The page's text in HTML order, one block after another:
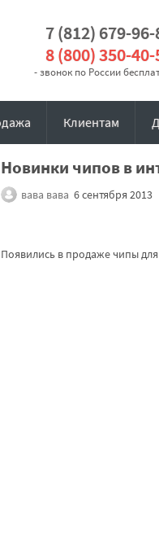
7 (812) 679-
8 (800) 350-
- звонок по России
Клиентам
Новинки чипов в
вава вава 6 сентября 2013
Появились в продаже чипы